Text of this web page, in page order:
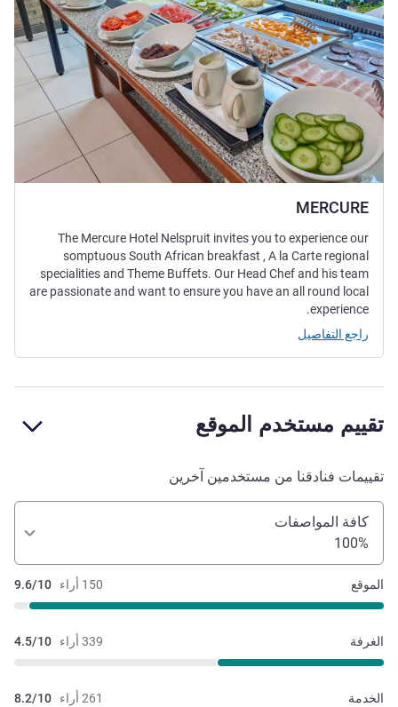
MERCURE
The Mercure Hotel Nelspruit invites you to experience our
somptuous South African breakfast , A la Carte regional
specialities and Theme Buffets. Our Head Chef and his team
are passionate and want to ensure you have an all round local
experience.
راجع التفاصيل
تقييم مستخدم الموقع
تقييمات فنادقنا من مستخدمين آخرين
كافة المواصفات
100%
150 أراء 9.6/10 الموقع
339 أراء 4.5/10 الغرفة
261 أراء 8.2/10 الخدمة